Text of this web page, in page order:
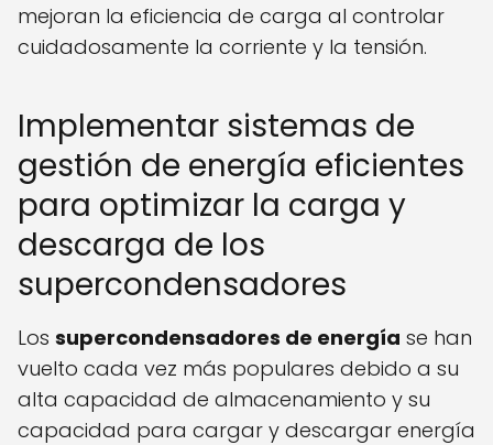
mejoran la eficiencia de carga al controlar
cuidadosamente la corriente y la tensión.
Implementar sistemas de
gestión de energía eficientes
para optimizar la carga y
descarga de los
supercondensadores
Los supercondensadores de energía se han
vuelto cada vez más populares debido a su
alta capacidad de almacenamiento y su
capacidad para cargar y descargar energía